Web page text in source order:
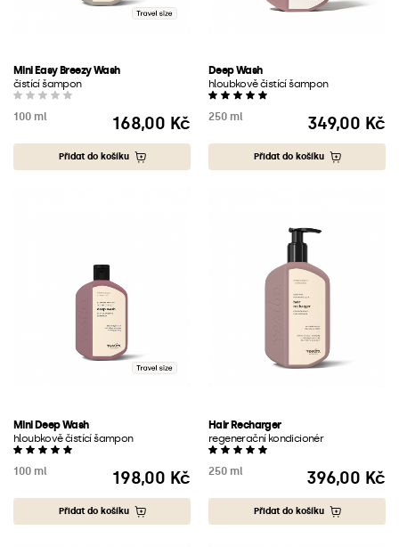
Mini Easy Breezy Wash
čistící šampon
100 ml
Cena
168,00 Kč
Přidat do košíku
Deep Wash
hloubkově čistící šampon
250 ml
Cena
349,00 Kč
Přidat do košíku
Mini Deep Wash
hloubkově čistící šampon
100 ml
Cena
198,00 Kč
Přidat do košíku
Hair Recharger
regenerační kondicionér
250 ml
Cena
396,00 Kč
Přidat do košíku